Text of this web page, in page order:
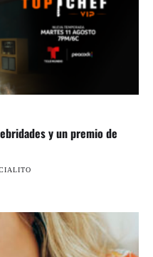
y un premio de